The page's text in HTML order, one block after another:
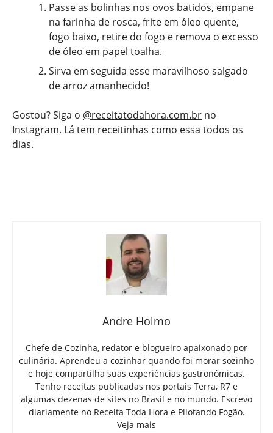
Passe as bolinhas nos ovos batidos, empane
na farinha de rosca, frite em óleo quente,
fogo baixo, retire do fogo e remova o excesso
de óleo em papel toalha.
Sirva em seguida esse maravilhoso salgado
de arroz amanhecido!
Gostou? Siga o @receitatodahora.com.br no
Instagram. Lá tem receitinhas como essa todos os
dias.
Andre Holmo
Chefe de Cozinha, redator e blogueiro apaixonado por
culinária. Aprendeu a cozinhar quando foi morar sozinho
e hoje compartilha suas experiências gastronômicas.
Tenho receitas publicadas nos portais Terra, R7 e
algumas dezenas de sites no Brasil e no mundo. Escrevo
diariamente no Receita Toda Hora e Pilotando Fogão.
Veja mais